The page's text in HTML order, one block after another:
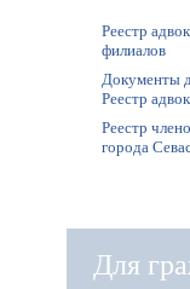
Реестр
филиалов
Документы
Реестр
Реестр
города
Для